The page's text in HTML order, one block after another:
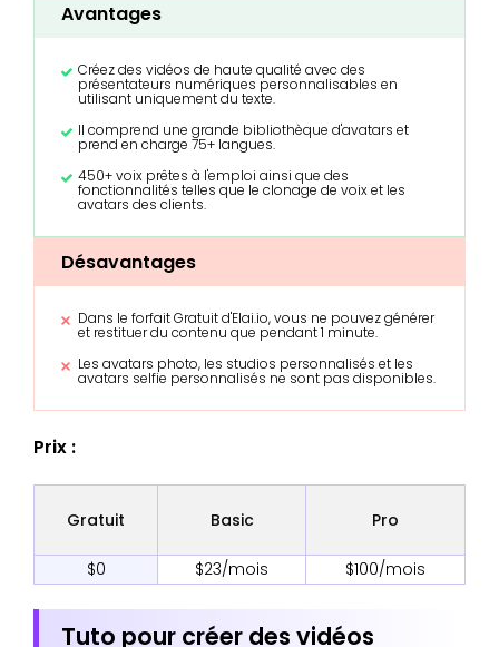
Avantages
Créez des vidéos de haute qualité avec des
présentateurs numériques personnalisables en
utilisant uniquement du texte.
Il comprend une grande bibliothèque d'avatars et
prend en charge 75+ langues.
450+ voix prêtes à l'emploi ainsi que des
fonctionnalités telles que le clonage de voix et les
avatars des clients.
Désavantages
Dans le forfait Gratuit d'Elai.io, vous ne pouvez générer
et restituer du contenu que pendant 1 minute.
Les avatars photo, les studios personnalisés et les
avatars selfie personnalisés ne sont pas disponibles.
Prix :
Gratuit Basic Pro
$0 $23/mois $100/mois
Tuto pour créer des vidéos